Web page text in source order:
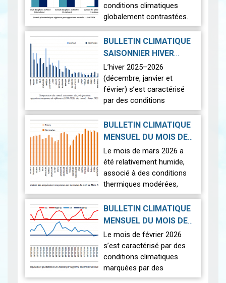
conditions climatiques
globalement contrastées.
Sur le plan thermique, les
températures ont été
légèrement supérieures aux
BULLETIN CLIMATIQUE
SAISONNIER HIVER
2025-2026|2026-04-22
L’hiver 2025–2026
(décembre, janvier et
février) s’est caractérisé
par des conditions
climatiques contrastées
sur l’ensemble du territoire.
La saison a été marquée
BULLETIN CLIMATIQUE
MENSUEL DU MOIS DE
MARS 2026|2026-04-17
Le mois de mars 2026 a
été relativement humide,
associé à des conditions
thermiques modérées,
caractérisées par un
contraste entre des
journées légèrement plus
BULLETIN CLIMATIQUE
MENSUEL DU MOIS DE
FÉVRIER 2026|
2026-03-16
Le mois de février 2026
s’est caractérisé par des
conditions climatiques
marquées par des
températures